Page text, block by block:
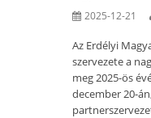
2025-12-21
Az Erdélyi
szervezete a
meg 2025-ös
december 20-